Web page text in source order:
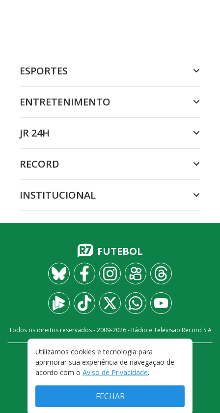
ESPORTES
ENTRETENIMENTO
JR 24H
RECORD
INSTITUCIONAL
FUTEBOL
Todos os direitos reservados - 2009-2026- Rádio e Televisão Record S.A
FALE CONOSCO
PRIVACIDADE
TERMOS E CONDIÇÕES DE USO
Utilizamos cookies e tecnologia para
aprimorar sua experiência de navegação de
acordo com o Aviso de Privacidade.
FECHAR